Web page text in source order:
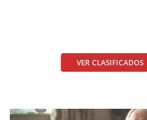
VER CLASIFICADOS